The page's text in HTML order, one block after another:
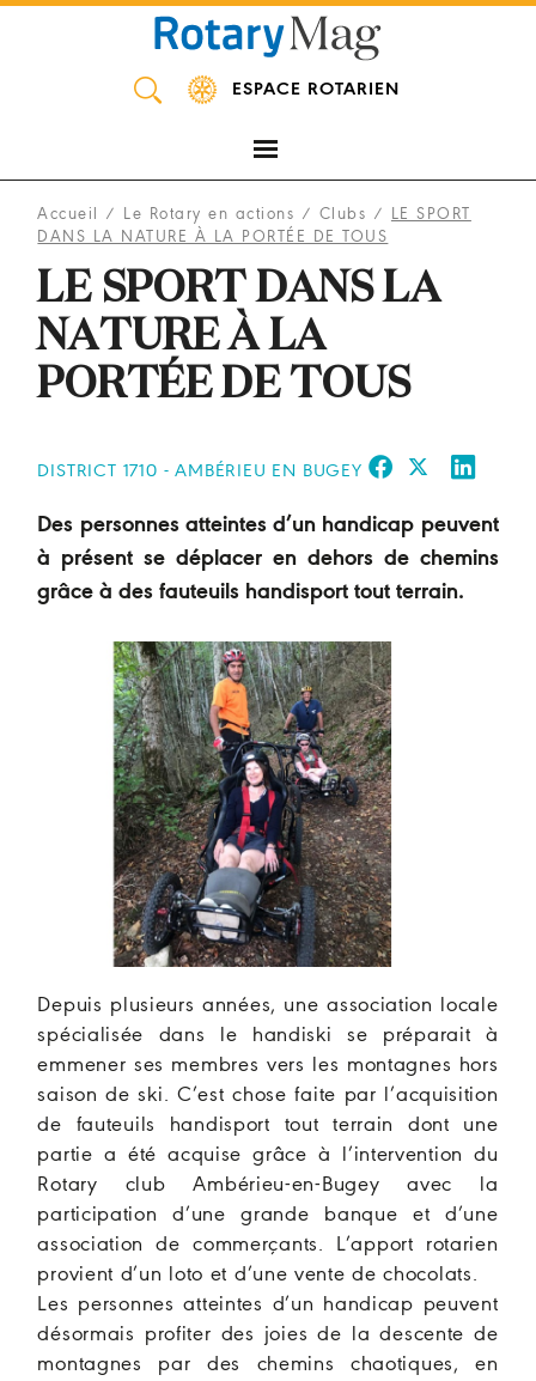
ESPACE ROTARIEN
Accueil / Le Rotary en actions / Clubs / LE SPORT
DANS LA NATURE À LA PORTÉE DE TOUS
LE SPORT DANS LA
NATURE À LA
PORTÉE DE TOUS
DISTRICT 1710 - AMBÉRIEU EN BUGEY
Des personnes atteintes d’un handicap peuvent
à présent se déplacer en dehors de chemins
grâce à des fauteuils handisport tout terrain.
Depuis plusieurs années, une association locale
spécialisée dans le handiski se préparait à
emmener ses membres vers les montagnes hors
saison de ski. C’est chose faite par l’acquisition
de fauteuils handisport tout terrain dont une
partie a été acquise grâce à l’intervention du
Rotary club Ambérieu-en-Bugey avec la
participation d’une grande banque et d’une
association de commerçants. L’apport rotarien
provient d’un loto et d’une vente de chocolats.
Les personnes atteintes d’un handicap peuvent
désormais profiter des joies de la descente de
montagnes par des chemins chaotiques, en
Panneau de gestion des cookies